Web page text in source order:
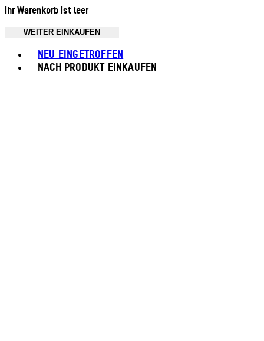
Ihr Warenkorb ist leer
WEITER EINKAUFEN
NEU EINGETROFFEN
NACH PRODUKT EINKAUFEN